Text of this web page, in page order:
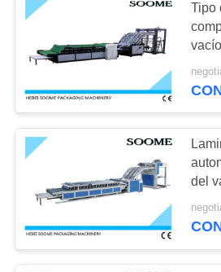
Piezas
de la
Tipo
la
que
del